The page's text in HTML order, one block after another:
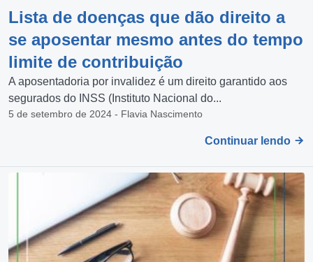
Lista de doenças que dão direito a
se aposentar mesmo antes do tempo
limite de contribuição
A aposentadoria por invalidez é um direito garantido aos
segurados do INSS (Instituto Nacional do...
5 de setembro de 2024 - Flavia Nascimento
Continuar lendo